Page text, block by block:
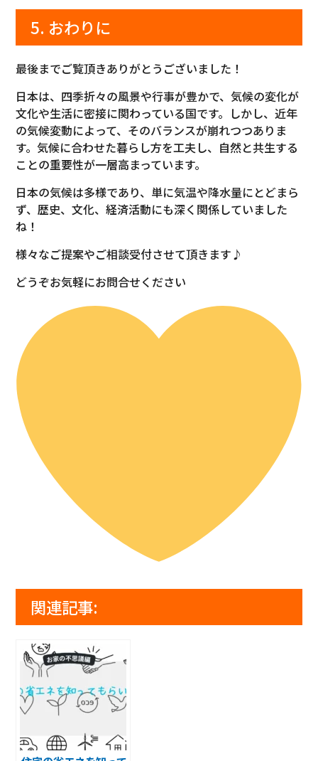
5. おわりに
最後までご覧頂きありがとうございました！
日本は、四季折々の風景や行事が豊かで、気候の変化が
文化や生活に密接に関わっている国です。しかし、近年
の気候変動によって、そのバランスが崩れつつありま
す。気候に合わせた暮らし方を工夫し、自然と共生する
ことの重要性が一層高まっています。
日本の気候は多様であり、単に気温や降水量にとどまら
ず、歴史、文化、経済活動にも深く関係していました
ね！
様々なご提案やご相談受付させて頂きます♪
どうぞお気軽にお問合せください
関連記事: